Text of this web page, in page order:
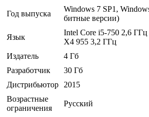
Год выпуска
Windows 7 SP1,
битные версии)
Язык
Intel Core i5-750 2,6
X4 955 3,2 ГГц
Издатель
4 Гб
Разработчик
30 Гб
Дистрибьютор
2015
Возрастные
ограничения
Русский